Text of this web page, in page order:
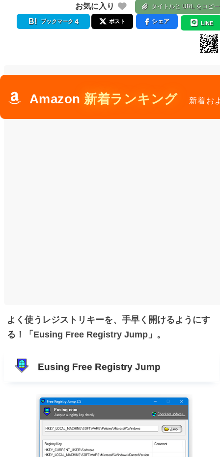
お気に入り タイトルと URL をコピー
ブックマーク 4 ポスト シェア LINE
Amazon 新着ランキング 新着お
よく使うレジストリキーを、手早く開けるようにす
る！「Eusing Free Registry Jump」。
Eusing Free Registry Jump